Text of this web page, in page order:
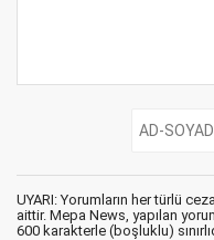
UYARI: Yorumların her türlü
aittir. Mepa News, yapılan
600 karakterle (boşluklu)